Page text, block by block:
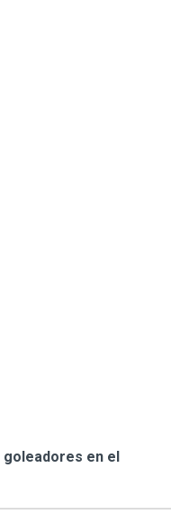
goleadores en el